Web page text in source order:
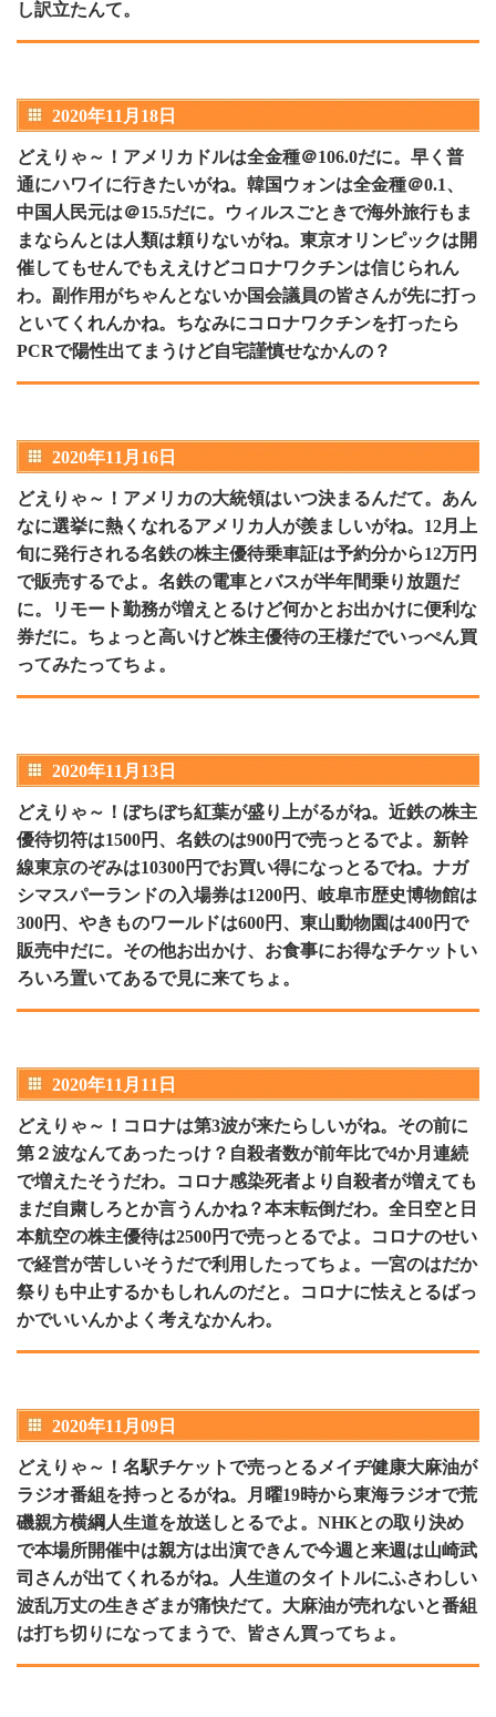
し訳立たんて。
2020年11月18日
どえりゃ～！アメリカドルは全金種＠106.0だに。早く普
通にハワイに行きたいがね。韓国ウォンは全金種＠0.1、
中国人民元は＠15.5だに。ウィルスごときで海外旅行もま
まならんとは人類は頼りないがね。東京オリンピックは開
催してもせんでもええけどコロナワクチンは信じられん
わ。副作用がちゃんとないか国会議員の皆さんが先に打っ
といてくれんかね。ちなみにコロナワクチンを打ったら
PCRで陽性出てまうけど自宅謹慎せなかんの？
2020年11月16日
どえりゃ～！アメリカの大統領はいつ決まるんだて。あん
なに選挙に熱くなれるアメリカ人が羨ましいがね。12月上
旬に発行される名鉄の株主優待乗車証は予約分から12万円
で販売するでよ。名鉄の電車とバスが半年間乗り放題だ
に。リモート勤務が増えとるけど何かとお出かけに便利な
券だに。ちょっと高いけど株主優待の王様だでいっぺん買
ってみたってちょ。
2020年11月13日
どえりゃ～！ぼちぼち紅葉が盛り上がるがね。近鉄の株主
優待切符は1500円、名鉄のは900円で売っとるでよ。新幹
線東京のぞみは10300円でお買い得になっとるでね。ナガ
シマスパーランドの入場券は1200円、岐阜市歴史博物館は
300円、やきものワールドは600円、東山動物園は400円で
販売中だに。その他お出かけ、お食事にお得なチケットい
ろいろ置いてあるで見に来てちょ。
2020年11月11日
どえりゃ～！コロナは第3波が来たらしいがね。その前に
第２波なんてあったっけ？自殺者数が前年比で4か月連続
で増えたそうだわ。コロナ感染死者より自殺者が増えても
まだ自粛しろとか言うんかね？本末転倒だわ。全日空と日
本航空の株主優待は2500円で売っとるでよ。コロナのせい
で経営が苦しいそうだで利用したってちょ。一宮のはだか
祭りも中止するかもしれんのだと。コロナに怯えとるばっ
かでいいんかよく考えなかんわ。
2020年11月09日
どえりゃ～！名駅チケットで売っとるメイヂ健康大麻油が
ラジオ番組を持っとるがね。月曜19時から東海ラジオで荒
磯親方横綱人生道を放送しとるでよ。NHKとの取り決め
で本場所開催中は親方は出演できんで今週と来週は山崎武
司さんが出てくれるがね。人生道のタイトルにふさわしい
波乱万丈の生きざまが痛快だて。大麻油が売れないと番組
は打ち切りになってまうで、皆さん買ってちょ。